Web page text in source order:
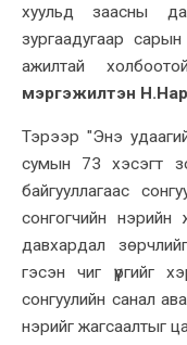
хуульд заасны
зургаадугаар
ажилтай
мэргэжилтэн
Тэрээр "Энэ
сумын 73 хэсэгт
байгууллагаас
сонгогчийн нэрийн
давхардал
гэсэн чиг үүргийг
сонгуулийн санал
нэрийг жагсаалтыг